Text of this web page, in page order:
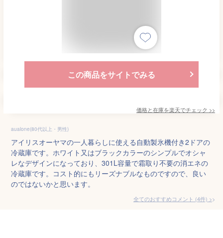
この商品をサイトでみる
価格と在庫を楽天でチェック >>
aualone(80代以上・男性)
アイリスオーヤマの一人暮らしに使える自動製氷機付き2ドアの
冷蔵庫です。ホワイト又はブラックカラーのシンプルでオシャ
レなデザインになっており、301L容量で霜取り不要の消エネの
冷蔵庫です。コスト的にもリーズナブルなものですので、良い
のではないかと思います。
全てのおすすめコメント (4件) >